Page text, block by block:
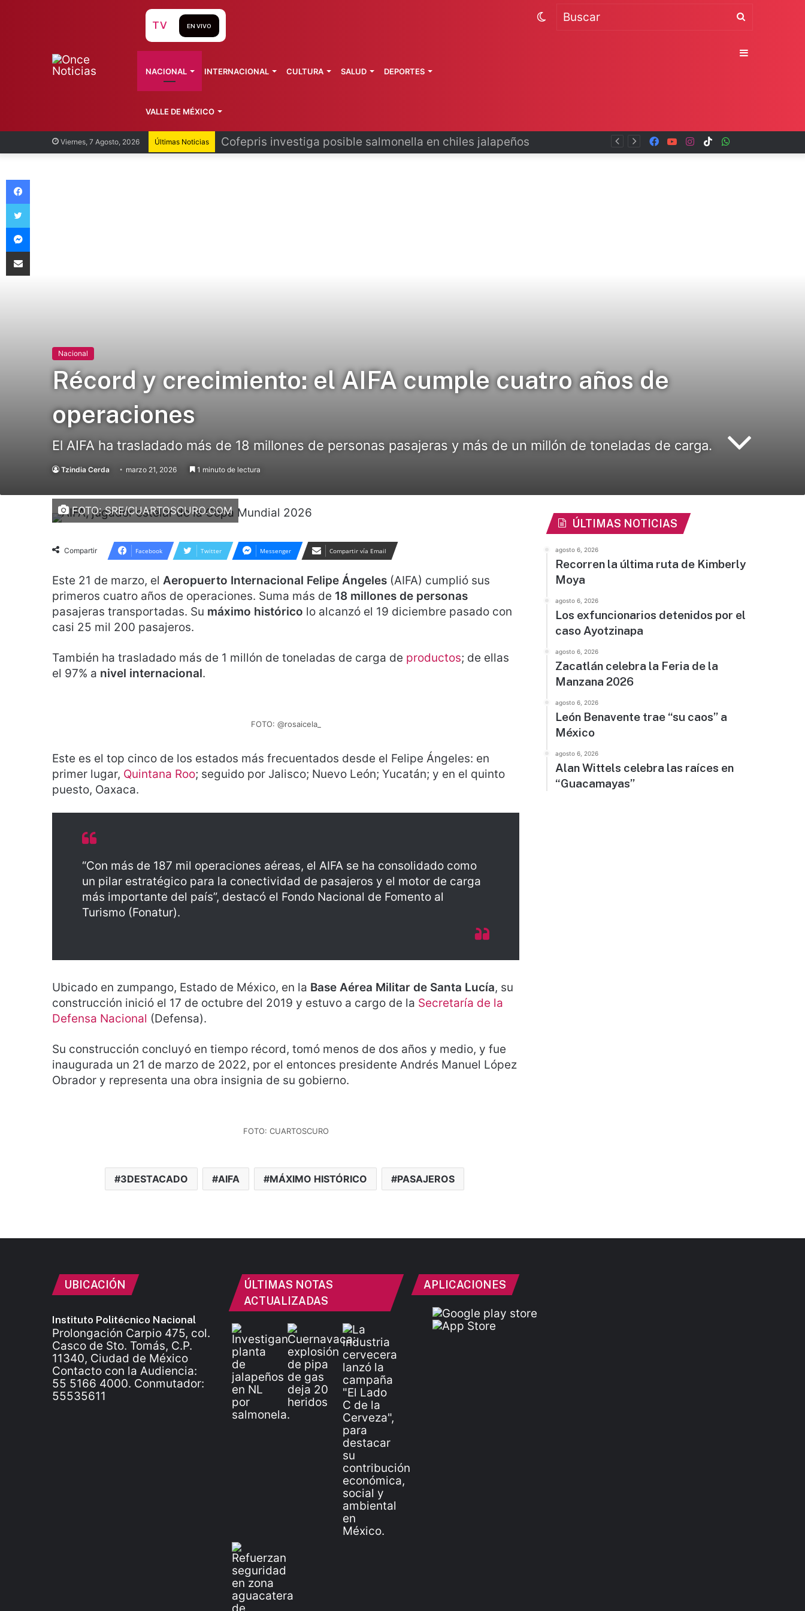
Viernes, 7 Agosto, 2026 Últimas Noticias Recorren la última ruta de Kimberly Moya TikTok
Instagram
YouTube
Facebook
TV EN VIVO
NACIONAL INTERNACIONAL CULTURA SALUD DEPORTES
VALLE DE MÉXICO
Buscar
Switch
Sidebar
Nacional
Récord y crecimiento: el AIFA cumple cuatro años de
operaciones
El AIFA ha trasladado más de 18 millones de personas pasajeras y más de un millón de toneladas de carga.
Tzindia Cerda marzo 21, 2026 1 minuto de lectura
FOTO: SRE/CUARTOSCURO.COM
Compartir Facebook Twitter Messenger Compartir vía Email
Este 21 de marzo, el Aeropuerto Internacional Felipe Ángeles (AIFA) cumplió sus
primeros cuatro años de operaciones. Suma más de 18 millones de personas
pasajeras transportadas. Su máximo histórico lo alcanzó el 19 diciembre pasado con
casi 25 mil 200 pasajeros.
También ha trasladado más de 1 millón de toneladas de carga de productos; de ellas
el 97% a nivel internacional.
FOTO: @rosaicela_
Este es el top cinco de los estados más frecuentados desde el Felipe Ángeles: en
primer lugar, Quintana Roo; seguido por Jalisco; Nuevo León; Yucatán; y en el quinto
puesto, Oaxaca.
“Con más de 187 mil operaciones aéreas, el AIFA se ha consolidado como
un pilar estratégico para la conectividad de pasajeros y el motor de carga
más importante del país”, destacó el Fondo Nacional de Fomento al
Turismo (Fonatur).
Ubicado en zumpango, Estado de México, en la Base Aérea Militar de Santa Lucía, su
construcción inició el 17 de octubre del 2019 y estuvo a cargo de la Secretaría de la
Defensa Nacional (Defensa).
Su construcción concluyó en tiempo récord, tomó menos de dos años y medio, y fue
inaugurada un 21 de marzo de 2022, por el entonces presidente Andrés Manuel López
Obrador y representa una obra insignia de su gobierno.
FOTO: CUARTOSCURO
3DESTACADO AIFA MÁXIMO HISTÓRICO PASAJEROS
ÚLTIMAS NOTICIAS
agosto 6, 2026
Recorren la última ruta de Kimberly
Moya
agosto 6, 2026
Los exfuncionarios detenidos por el
caso Ayotzinapa
agosto 6, 2026
Zacatlán celebra la Feria de la
Manzana 2026
agosto 6, 2026
León Benavente trae “su caos” a
México
agosto 6, 2026
Alan Wittels celebra las raíces en
“Guacamayas”
UBICACIÓN
Instituto Politécnico Nacional
Prolongación Carpio 475, col.
Casco de Sto. Tomás, C.P.
11340, Ciudad de México
Contacto con la Audiencia:
55 5166 4000. Conmutador:
55535611
ÚLTIMAS NOTAS
ACTUALIZADAS
APLICACIONES
Facebook
Twitter
Messenger
Compartir vía Email